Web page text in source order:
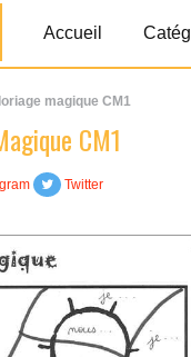
Accueil
magique CM1
CM1
Twitter